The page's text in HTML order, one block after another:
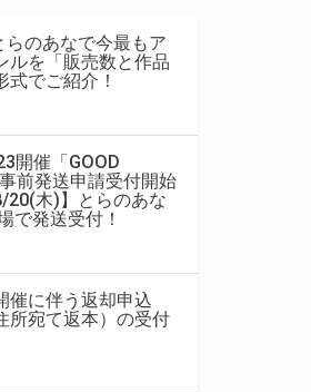
らのあなで今最もア
ルを「販売数と作品
でご紹介！
開催「GOOD
前発送申請受付開始
20(木)】とらのあな
で発送受付！
催に伴う返却申込
所宛て返本）の受付